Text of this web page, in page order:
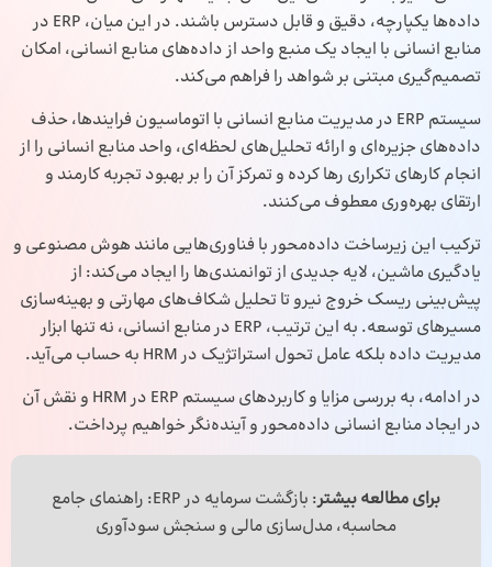
داده‌ها یکپارچه، دقیق و قابل دسترس باشند. در این میان، ERP در
منابع انسانی با ایجاد یک منبع واحد از داده‌های منابع انسانی، امکان
تصمیم‌گیری مبتنی بر شواهد را فراهم می‌کند.
سیستم ERP در مدیریت منابع انسانی با اتوماسیون فرایندها، حذف
داده‌های جزیره‌ای و ارائه تحلیل‌های لحظه‌ای، واحد منابع انسانی را از
انجام کارهای تکراری رها کرده و تمرکز آن را بر بهبود تجربه کارمند و
ارتقای بهره‌وری معطوف می‌کنند.
ترکیب این زیرساخت داده‌محور با فناوری‌هایی مانند هوش مصنوعی و
یادگیری ماشین، لایه جدیدی از توانمندی‌ها را ایجاد می‌کند: از
پیش‌بینی ریسک خروج نیرو تا تحلیل شکاف‌های مهارتی و بهینه‌سازی
مسیرهای توسعه. به این ترتیب، ERP در منابع انسانی، نه تنها ابزار
مدیریت داده بلکه عامل تحول استراتژیک در HRM به حساب می‌آید.
در ادامه، به بررسی مزایا و کاربردهای سیستم ERP در HRM و نقش آن
در ایجاد منابع انسانی داده‌محور و آینده‌نگر خواهیم پرداخت.
برای مطالعه بیشتر: بازگشت سرمایه در ERP
: راهنمای جامع
محاسبه، مدل‌سازی مالی و سنجش سودآوری